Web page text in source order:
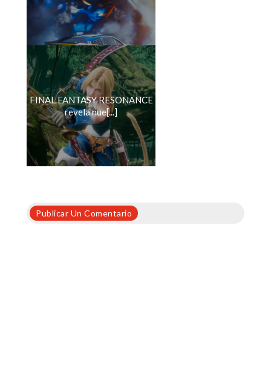
FINAL FANTASY RESONANCE
revela nue[...]
Publicar Un Comentario